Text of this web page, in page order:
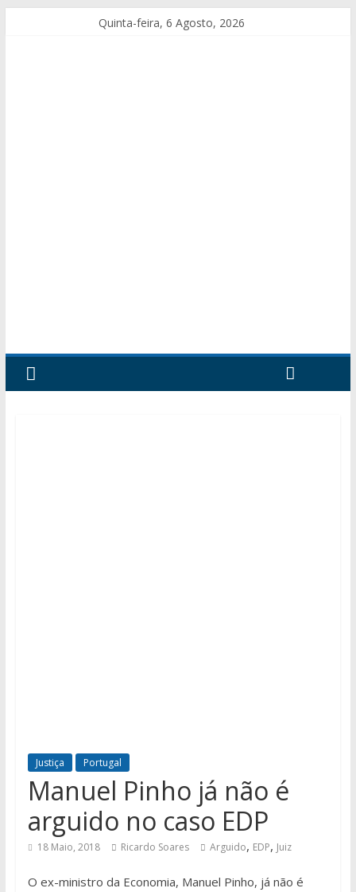
Quinta-feira, 6 Agosto, 2026
Justiça Portugal
Manuel Pinho já não é
arguido no caso EDP
18 Maio, 2018 Ricardo Soares Arguido, EDP, Juiz
O ex-ministro da Economia, Manuel Pinho, já não é